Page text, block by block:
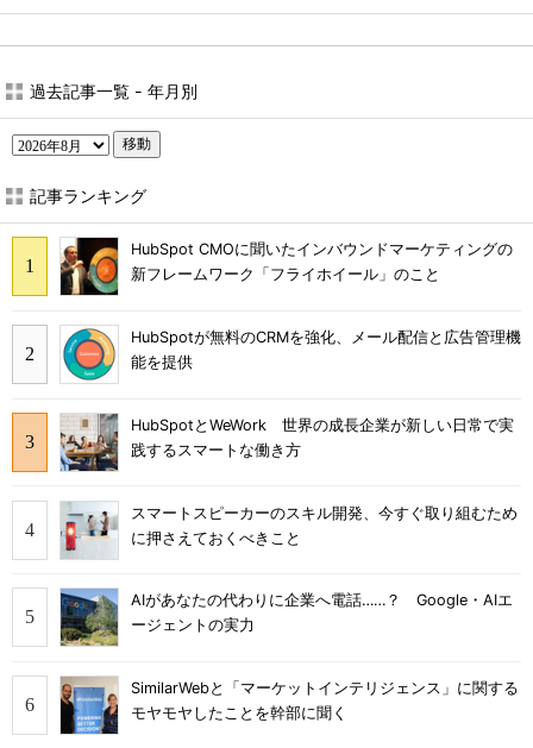
過去記事一覧 - 年月別
移動
記事ランキング
HubSpot CMOに聞いたインバウンドマーケティングの
新フレームワーク「フライホイール」のこと
HubSpotが無料のCRMを強化、メール配信と広告管理機
能を提供
HubSpotとWeWork 世界の成長企業が新しい日常で実
践するスマートな働き方
スマートスピーカーのスキル開発、今すぐ取り組むため
に押さえておくべきこと
AIがあなたの代わりに企業へ電話……？ Google・AIエ
ージェントの実力
SimilarWebと「マーケットインテリジェンス」に関する
モヤモヤしたことを幹部に聞く